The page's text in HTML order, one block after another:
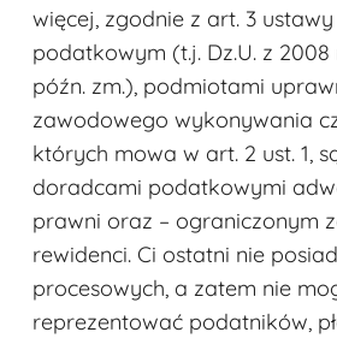
Brak produktów
Przejdź Do
Glównej
więcej, zgodnie z art. 3
podatkowym (t.j. Dz.U. z 2008
późn. zm.), podmiotami
zawodowego wykonywania
których mowa w art. 2 ust. 1,
doradcami podatkowymi
prawni oraz – ograniczonym
rewidenci. Ci ostatni nie
procesowych, a zatem nie
reprezentować podatników,